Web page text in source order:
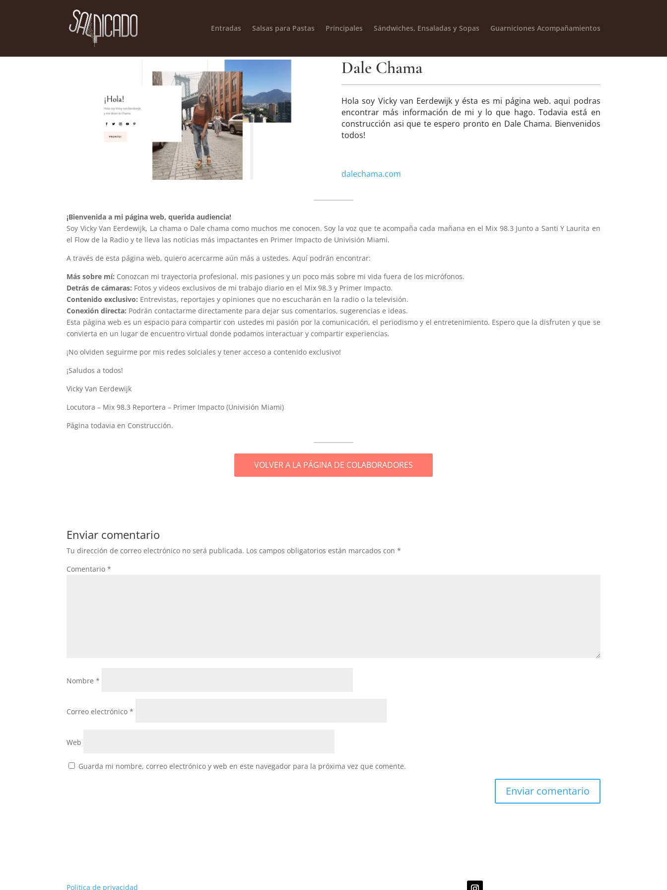
Entradas Salsas para Pastas Principales Sándwiches, Ensaladas y Sopas Guarniciones Acompañamientos
Dale Chama
Hola soy Vicky van Eerdewijk y ésta es mi página web. aqui podras
encontrar más información de mi y lo que hago. Todavia está en
construcción asi que te espero pronto en Dale Chama. Bienvenidos
todos!
dalechama.com
¡Bienvenida a mi página web, querida audiencia!
Soy Vicky Van Eerdewijk, La chama o Dale chama como muchos me conocen. Soy la voz que te acompaña cada mañana en el Mix 98.3 Junto a Santi Y Laurita en
el Flow de la Radio y te lleva las noticias más impactantes en Primer Impacto de Univisión Miami.
A través de esta página web, quiero acercarme aún más a ustedes. Aquí podrán encontrar:
Más sobre mí: Conozcan mi trayectoria profesional, mis pasiones y un poco más sobre mi vida fuera de los micrófonos.
Detrás de cámaras: Fotos y videos exclusivos de mi trabajo diario en el Mix 98.3 y Primer Impacto.
Contenido exclusivo: Entrevistas, reportajes y opiniones que no escucharán en la radio o la televisión.
Conexión directa: Podrán contactarme directamente para dejar sus comentarios, sugerencias e ideas.
Esta página web es un espacio para compartir con ustedes mi pasión por la comunicación, el periodismo y el entretenimiento. Espero que la disfruten y que se
convierta en un lugar de encuentro virtual donde podamos interactuar y compartir experiencias.
¡No olviden seguirme por mis redes solciales y tener acceso a contenido exclusivo!
¡Saludos a todos!
Vicky Van Eerdewijk
Locutora – Mix 98.3 Reportera – Primer Impacto (Univisión Miami)
Página todavia en Construcción.
VOLVER A LA PÁGINA DE COLABORADORES
Enviar comentario
Tu dirección de correo electrónico no será publicada. Los campos obligatorios están marcados con*
Comentario*
Nombre*
Correo electrónico*
Web
Guarda mi nombre, correo electrónico y web en este navegador para la próxima vez que comente.
Politica de privacidad